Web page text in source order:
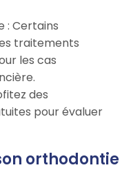
: Certains
traitements
les cas
des
pour évaluer
orthodontie